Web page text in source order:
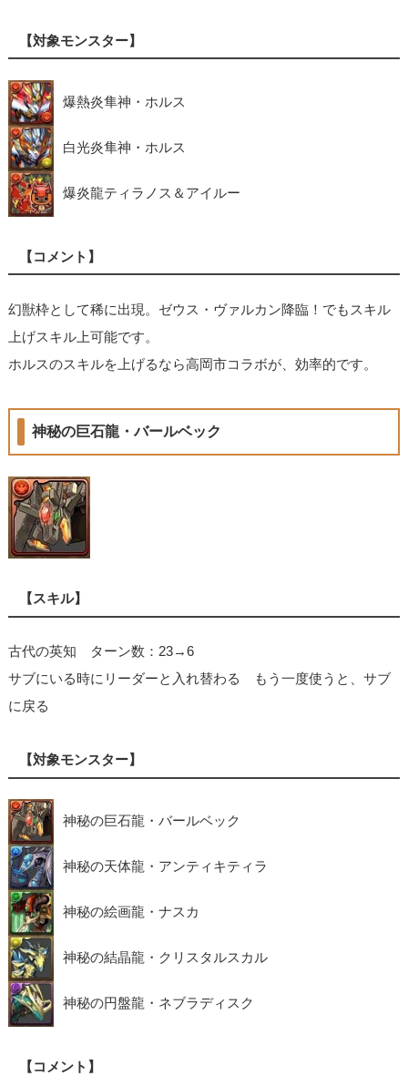
【対象モンスター】
爆熱炎隼神・ホルス
白光炎隼神・ホルス
爆炎龍ティラノス＆アイルー
【コメント】
幻獣枠として稀に出現。ゼウス・ヴァルカン降臨！でもスキル
上げスキル上可能です。
ホルスのスキルを上げるなら高岡市コラボが、効率的です。
神秘の巨石龍・バールベック
【スキル】
古代の英知 ターン数：23→6
サブにいる時にリーダーと入れ替わる もう一度使うと、サブ
に戻る
【対象モンスター】
神秘の巨石龍・バールベック
神秘の天体龍・アンティキティラ
神秘の絵画龍・ナスカ
神秘の結晶龍・クリスタルスカル
神秘の円盤龍・ネブラディスク
【コメント】